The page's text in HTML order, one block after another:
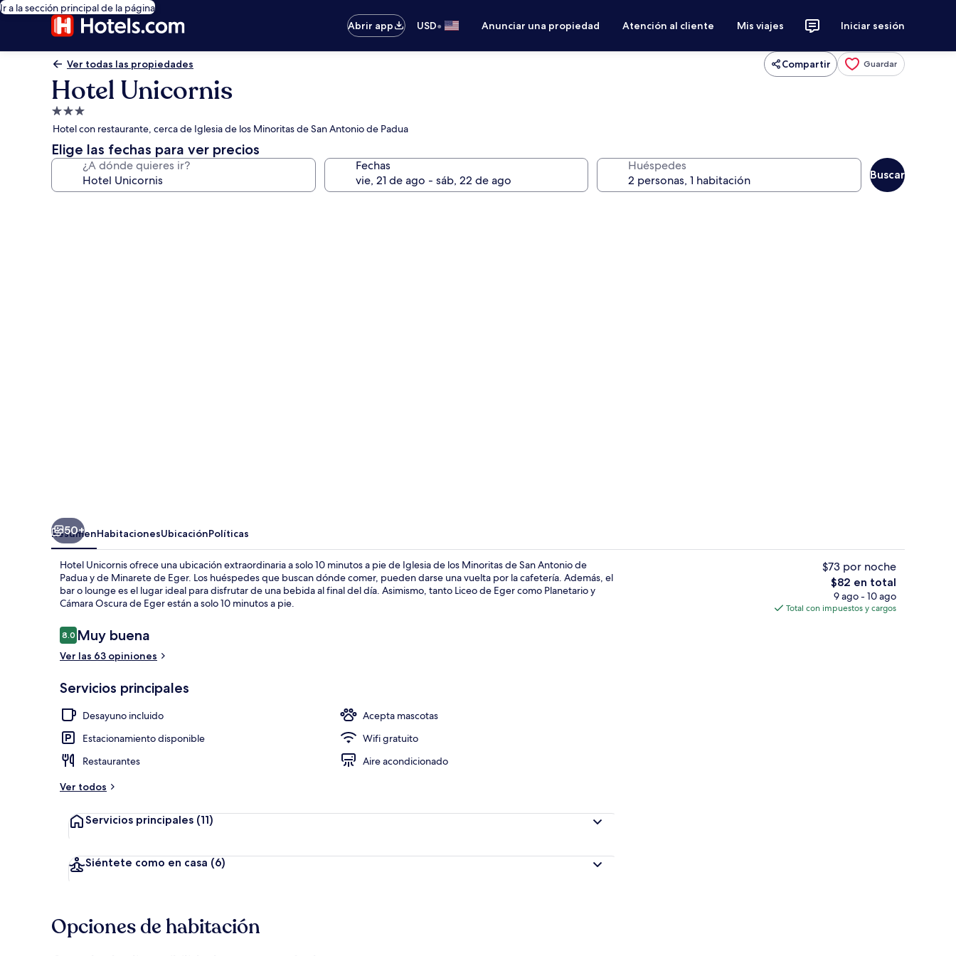
Ir a la sección principal de la página
Abrir app
USD• Anunciar una propiedad Atención al cliente Mis viajes Iniciar sesión
Ver todas las propiedades Compartir Guardar
Hotel Unicornis
Propiedad
de
3.0
estrellas
Hotel con restaurante, cerca de Iglesia de los Minoritas de San Antonio de Padua
Elige las fechas para ver precios
¿A dónde quieres ir? Fechas Huéspedes
Buscar
Caja de seguridad en la habitación, escritorio y wifi gratisCaja de seguridad en la habitación,
50+
ResumenHabitacionesUbicaciónPolíticas
Hotel Unicornis ofrece una ubicación extraordinaria a solo 10 minutos a pie de Iglesia de los Minoritas de San Antonio de
Padua y de Minarete de Eger. Los huéspedes que buscan dónde comer, pueden darse una vuelta por la cafetería. Además, el
bar o lounge es el lugar ideal para disfrutar de una bebida al final del día. Asimismo, tanto Liceo de Eger como Planetario y
Cámara Oscura de Eger están a solo 10 minutos a pie.
Opiniones
8.08.0 de 10,
Muy buena
Ver las 63 opiniones
Servicios principales
Desayuno incluido
Acepta mascotas
Estacionamiento disponible
Wifi gratuito
Restaurantes
Aire acondicionado
Ver todos
Servicios principales (11)
Siéntete como en casa (6)
$73 por noche
El
precio
total
$82 en total
9 ago - 10 ago
Total con impuestos y cargos
Opciones de habitación